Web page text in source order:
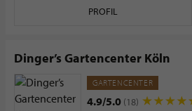
PROFIL
Dinger’s Gartencenter Köln
GARTENCENTER
4.9/5.0 (18)